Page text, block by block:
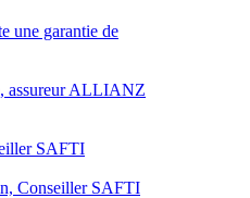
une garantie de
assureur ALLIANZ
SAFTI
Conseiller SAFTI